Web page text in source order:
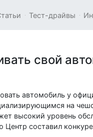
Тест-драйвы
свой
автомобиль у
на
высокий уровень
Центр составил